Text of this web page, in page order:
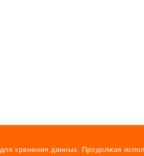
хранения данных. Продолжая